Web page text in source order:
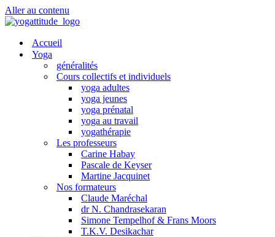
Aller au contenu
Accueil
Yoga
généralités
Cours collectifs et individuels
yoga adultes
yoga jeunes
yoga prénatal
yoga au travail
yogathérapie
Les professeurs
Carine Habay
Pascale de Keyser
Martine Jacquinet
Nos formateurs
Claude Maréchal
dr N. Chandrasekaran
Simone Tempelhof & Frans Moors
T.K.V. Desikachar